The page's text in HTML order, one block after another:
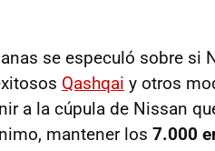
se especuló sobre si
Qashqai y otros
a la cúpula de Nissan
mantener los 7.000